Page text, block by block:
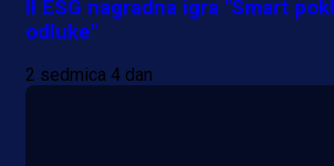
II ESG nagradna igra "Smart
odluke"
2 sedmica 4 dan